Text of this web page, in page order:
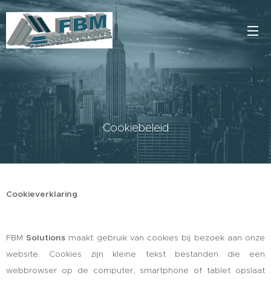
Cookiebeleid
Cookieverklaring
FBM Solutions maakt gebruik van cookies bij bezoek aan onze
website. Cookies zijn kleine tekst bestanden die een
webbrowser op de computer, smartphone of tablet opslaat